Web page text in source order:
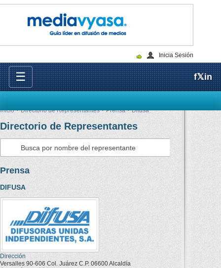
Inicia Sesión
☰ f𝕏in
Inicio Directorio de Representantes Prensa Difusa
Directorio de Representantes
Prensa
DIFUSA
Dirección
Versalles 90-606 Col. Juárez C.P. 06600 Alcaldía